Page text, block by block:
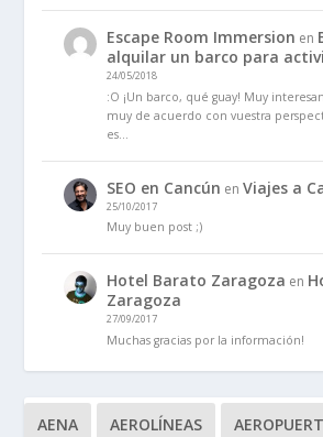
Escape Room Immersion en
alquilar un barco para
24/05/2018
:O ¡Un barco, qué guay! Muy
muy de acuerdo con vuestra
es…
SEO en Cancún enViajes a
25/10/2017
Muy buen post ;)
Hotel Barato Zaragoza en
Zaragoza
27/09/2017
Muchas gracias por la información!
AENA AEROLÍNEAS